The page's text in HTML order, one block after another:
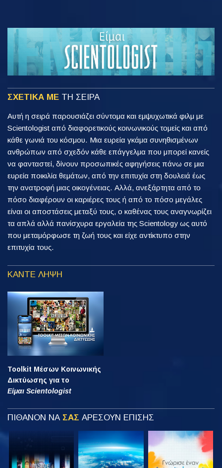
ΣΧΕΤΙΚΑ ΜΕ ΤΗ ΣΕΙΡΑ
Αυτή η σειρά παρουσιάζει σύντομα και εμψυχωτικά φιλμ με
Scientologist από διαφορετικούς κοινωνικούς τομείς και από
κάθε γωνιά του κόσμου. Μια ευρεία γκάμα συνηθισμένων
ανθρώπων από σχεδόν κάθε επάγγελμα που μπορεί κανείς
να φανταστεί, δίνουν προσωπικές αφηγήσεις πάνω σε μια
ευρεία ποικιλία θεμάτων, από την επιτυχία στη δουλειά έως
την ανατροφή μιας οικογένειας. Αλλά, ανεξάρτητα από το
πόσο διαφέρουν οι καριέρες τους ή από το πόσο μεγάλες
είναι οι αποστάσεις μεταξύ τους, ο καθένας τους αναγνωρίζει
τα απλά αλλά πανίσχυρα εργαλεία της Scientology ως αυτό
που μεταμόρφωσε τη ζωή τους και είχε αντίκτυπο στην
επιτυχία τους.
ΚΑΝΤΕ ΛΗΨΗ
Toolkit Μέσων Κοινωνικής
Δικτύωσης για το
Είμαι Scientologist
ΠΙΘΑΝΟΝ ΝΑ ΣΑΣ ΑΡΕΣΟΥΝ ΕΠΙΣΗΣ